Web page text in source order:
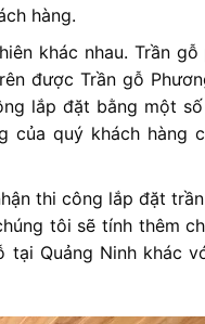
hàng.
khác nhau. Trần
được Trần gỗ
lắp đặt bằng một
của quý khách hàng
thi công lắp đặt
tôi sẽ tính thêm
Quảng Ninh khác